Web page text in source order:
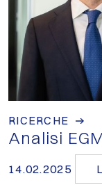
RICERCHE
Analisi
14.02.2025